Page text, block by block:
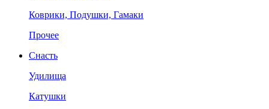
Коврики, Подушки, Гамаки
Прочее
Снасть
Удилища
Катушки